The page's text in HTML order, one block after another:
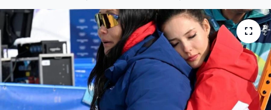
Çin Fuarları
Gündem
Video